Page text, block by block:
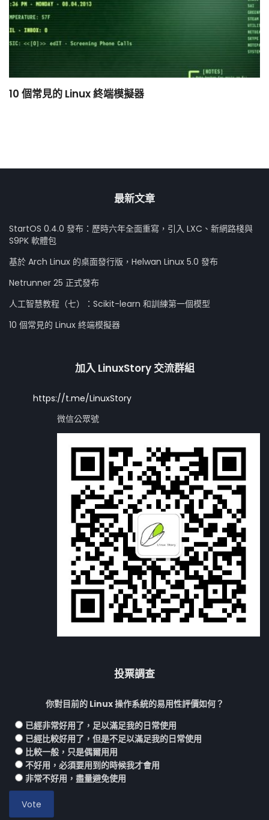
10 個常見的 Linux 終端模擬器
最新文章
StartOS 0.4.0 發布：歷時六年全面重寫，引入 LXC、新網路棧與
S9PK 軟體包
基於 Arch Linux 的桌面發行版，Helwan Linux 5.0 發布
Netrunner 25 正式發布
人工智慧教程（七）：Scikit-learn 和訓練第一個模型
10 個常見的 Linux 終端模擬器
加入 LinuxStory 交流群組
https://t.me/LinuxStory
微信公眾號
投票調查
你對目前的 Linux 操作系統的易用性評價如何？
已經非常好用了，足以滿足我的日常使用
已經比較好用了，但是不足以滿足我的日常使用
比較一般，只是偶爾用用
不好用，必須要用到的時候我才會用
非常不好用，盡量避免使用